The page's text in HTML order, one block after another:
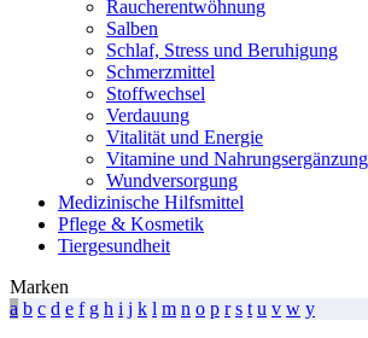
Raucherentwöhnung
Salben
Schlaf, Stress und Beruhigung
Schmerzmittel
Stoffwechsel
Verdauung
Vitalität und Energie
Vitamine und
Wundversorgung
Medizinische Hilfsmittel
Pflege & Kosmetik
Tiergesundheit
Marken
a b c d e f g h i j k l m n o p r s t u v w y